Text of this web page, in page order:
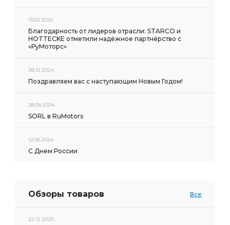
13.02.2026
Благодарность от лидеров отрасли: STARCO и
HOTTECKE отметили надёжное партнёрство с
«РуМоторс»
28.12.2024
Поздравляем вас с наступающим Новым Годом!
28.06.2024
SORL в RuMotors
12.06.2024
С Днем России
Обзоры товаров Все
22.12.2020